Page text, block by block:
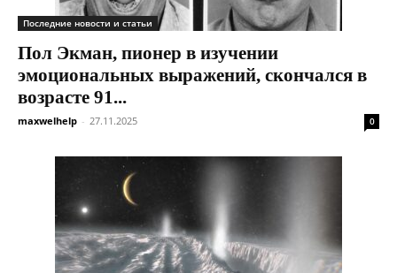
Последние новости и статьи
Пол Экман, пионер в изучении
эмоциональных выражений, скончался в
возрасте 91...
maxwelhelp - 27.11.2025 0